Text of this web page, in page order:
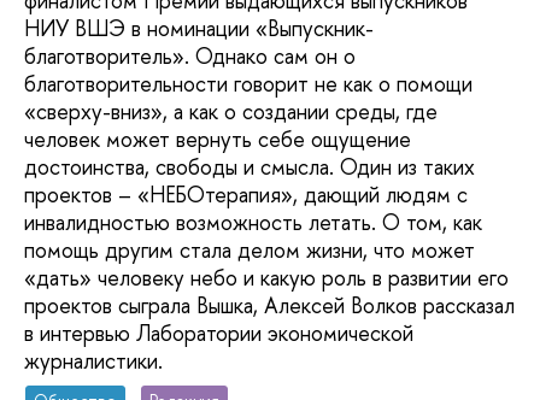
НИУ ВШЭ в номинации «Выпускник-
благотворитель». Однако сам он о
благотворительности говорит не как о помощи
«сверху-вниз», а как о создании среды, где
человек может вернуть себе ощущение
достоинства, свободы и смысла. Один из таких
проектов – «НЕБОтерапия», дающий людям с
инвалидностью возможность летать. О том, как
помощь другим стала делом жизни, что может
«дать» человеку небо и какую роль в развитии его
проектов сыграла Вышка, Алексей Волков рассказал
в интервью Лаборатории экономической
журналистики.